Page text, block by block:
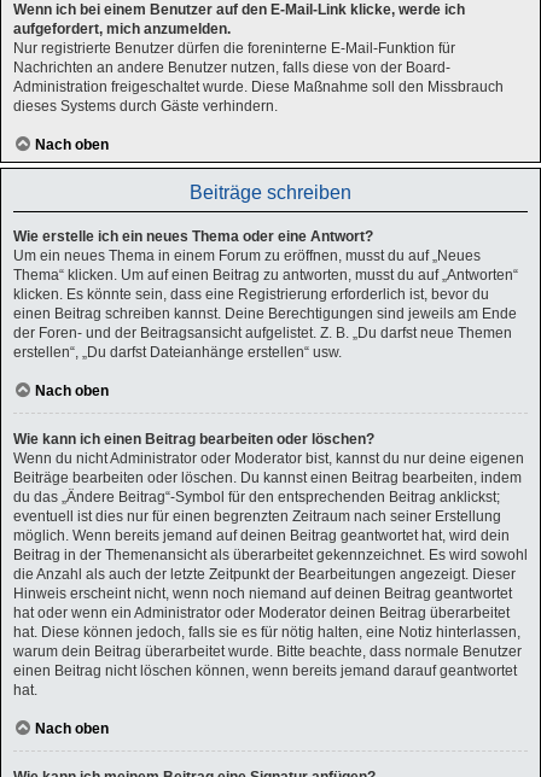
Wenn ich bei einem Benutzer auf den E-Mail-Link klicke, werde ich
aufgefordert, mich anzumelden.
Nur registrierte Benutzer dürfen die foreninterne E-Mail-Funktion für
Nachrichten an andere Benutzer nutzen, falls diese von der Board-
Administration freigeschaltet wurde. Diese Maßnahme soll den Missbrauch
dieses Systems durch Gäste verhindern.
Nach oben
Beiträge schreiben
Wie erstelle ich ein neues Thema oder eine Antwort?
Um ein neues Thema in einem Forum zu eröffnen, musst du auf „Neues
Thema“ klicken. Um auf einen Beitrag zu antworten, musst du auf „Antworten“
klicken. Es könnte sein, dass eine Registrierung erforderlich ist, bevor du
einen Beitrag schreiben kannst. Deine Berechtigungen sind jeweils am Ende
der Foren- und der Beitragsansicht aufgelistet. Z. B. „Du darfst neue Themen
erstellen“, „Du darfst Dateianhänge erstellen“ usw.
Nach oben
Wie kann ich einen Beitrag bearbeiten oder löschen?
Wenn du nicht Administrator oder Moderator bist, kannst du nur deine eigenen
Beiträge bearbeiten oder löschen. Du kannst einen Beitrag bearbeiten, indem
du das „Ändere Beitrag“-Symbol für den entsprechenden Beitrag anklickst;
eventuell ist dies nur für einen begrenzten Zeitraum nach seiner Erstellung
möglich. Wenn bereits jemand auf deinen Beitrag geantwortet hat, wird dein
Beitrag in der Themenansicht als überarbeitet gekennzeichnet. Es wird sowohl
die Anzahl als auch der letzte Zeitpunkt der Bearbeitungen angezeigt. Dieser
Hinweis erscheint nicht, wenn noch niemand auf deinen Beitrag geantwortet
hat oder wenn ein Administrator oder Moderator deinen Beitrag überarbeitet
hat. Diese können jedoch, falls sie es für nötig halten, eine Notiz hinterlassen,
warum dein Beitrag überarbeitet wurde. Bitte beachte, dass normale Benutzer
einen Beitrag nicht löschen können, wenn bereits jemand darauf geantwortet
hat.
Nach oben